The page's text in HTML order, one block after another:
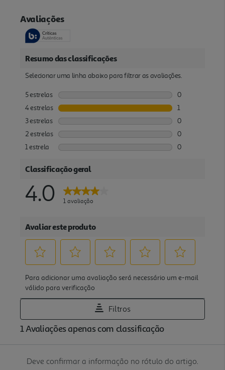
Deve confirmar a informação no rótulo do artigo.